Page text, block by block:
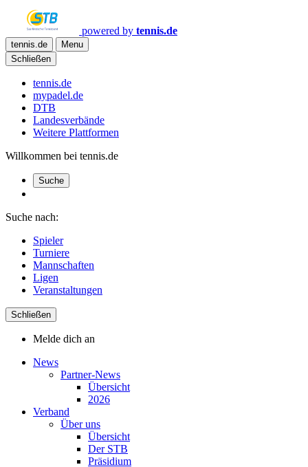
powered by tennis.de
tennis.de
Menu
Schließen
tennis.de
mypadel.de
DTB
Landesverbände
Weitere Plattformen
Willkommen bei tennis.de
Suche
Suche nach:
Spieler
Turniere
Mannschaften
Ligen
Veranstaltungen
Schließen
Melde dich an
News
Partner-News
Übersicht
2026
Verband
Über uns
Übersicht
Der STB
Präsidium